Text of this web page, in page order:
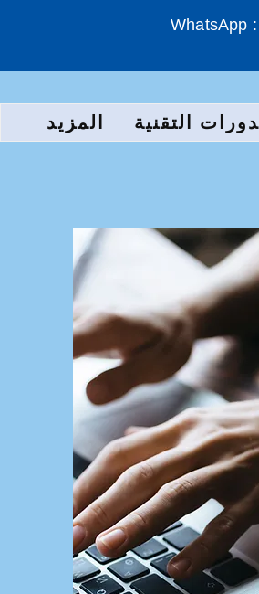
WhatsApp
التقنية المزيد